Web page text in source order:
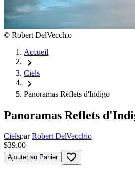
© Robert DelVecchio
Accueil
chevron_right
Ciels
chevron_right
Panoramas Reflets d'Indigo
Panoramas Reflets
Cielspar Robert DelVecchio
$39.00
Ajouter au Panier favorite_border